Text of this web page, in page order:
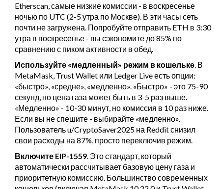
Etherscan, самые низкие комиссии - в воскресенье
ночью по UTC (2-5 утра по Москве). В эти часы сеть
почти не загружена. Попробуйте отправить ETH в 3:30
утра в воскресенье - вы сэкономите до 85% по
сравнению с пиком активности в обед.
Используйте «медленный» режим в кошельке . В
MetaMask, Trust Wallet или Ledger Live есть опции:
«быстро», «средне», «медленно». «Быстро» - это 75-90
секунд, но цена газа может быть в 3-5 раз выше.
«Медленно» - 10-30 минут, но комиссия в 10 раз ниже.
Если вы не спешите - выбирайте «медленно».
Пользователь u/CryptoSaver2025 на Reddit снизил
свои расходы на 87%, просто переключив режим.
Включите EIP-1559 . Это стандарт, который
автоматически рассчитывает базовую цену газа и
приоритетную комиссию. Большинство современных